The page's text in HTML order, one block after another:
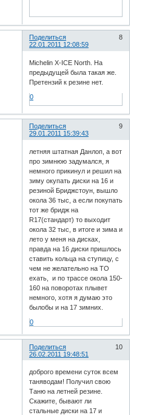
Поделиться
8
22.01.2011 12:08:59
Michelin X-ICE North. На
предыдущей была такая же.
Претензий к резине нет.
0
Поделиться
9
29.01.2011 15:39:43
летняя штатная Данлоп, а вот
про зимнюю задумался, я
немного прикинул и решил на
зиму окупать диски на 16 и
резиной Бриджстоун, вышло
окола 36 тыс, а если покупать
тот же бридж на
R17(стандарт) то выходит
окола 32 тыс, в итоге и зима и
лето у меня на дисках,
правда на 16 диски пришлось
ставить кольца на ступицу, с
чем не желательно на ТО
ехать, и по трассе окола 150-
160 на поворотах плывет
немного, хотя я думаю это
былобы и на 17 зимних.
0
Поделиться
10
26.02.2011 19:48:51
доброго времени суток всем
таняводам! Получил свою
Таню на летней резине.
Скажите, бывают ли
стальные диски на 17 и